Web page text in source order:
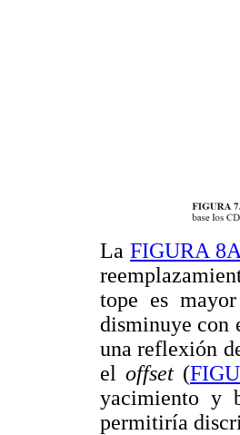
LaFIGURA 8A
tope es
disminuye con
una reflexión
el offset (
yacimiento y
permitiría